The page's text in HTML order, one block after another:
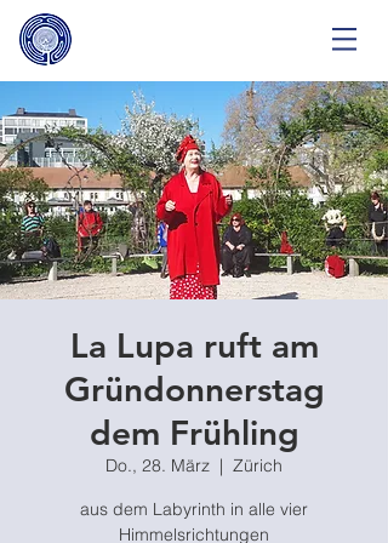
La Lupa ruft am
Gründonnerstag
dem Frühling
Do., 28. März
  |
Zürich
aus dem Labyrinth in alle vier